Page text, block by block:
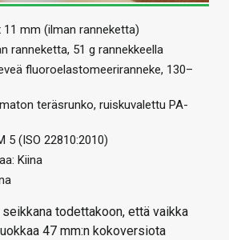
11 mm (ilman ranneketta)
ranneketta, 51 g rannekkeella
fluoroelastomeeriranneke, 130–
teräsrunko, ruiskuvalettu PA-
5 (ISO 22810:2010)
Kiina
todettakoon, että vaikka
47 mm:n kokoversiota